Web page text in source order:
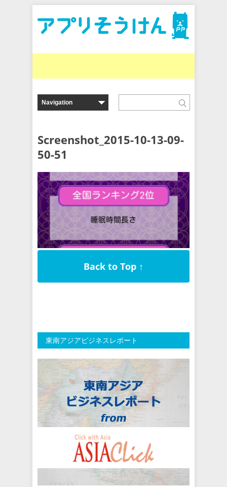
Screenshot_2015-10-13-09-
50-51
Back to Top ↑
東南アジアビジネスレポート